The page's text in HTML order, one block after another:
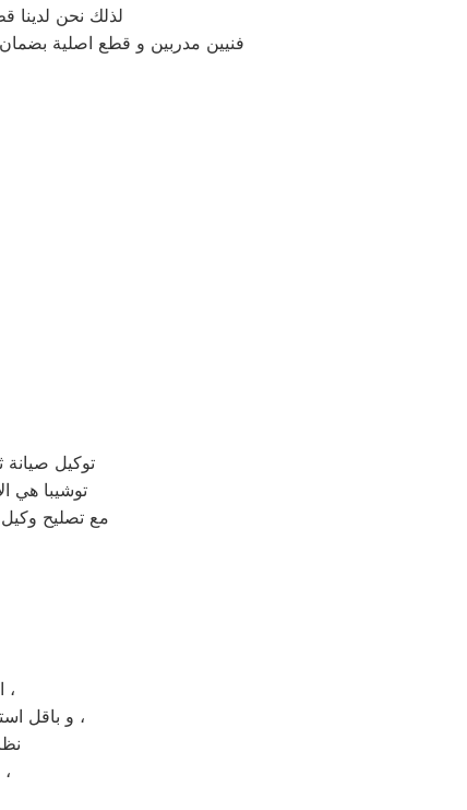
لذلك نحن لدينا قطع
فنيين مدربين و قطع اصلية
توكيل
توشيبا هي
مع تصليح وكيل
التي ستضمن لكم الحصول علي طعام صحي و طازج مهما امتدت فترة تخزينه ،
و باقل استهلاك للكهرباء ؛ كما انكم تستطيعوا تخزين ما شئتم من الاطعمة بالجهاز بدون اي صعوبة ،
و حتي تتضح لكم الصورة و تتعرفوا علي ديب فريزر توشيبا 6 درج بشكل اكبر ،